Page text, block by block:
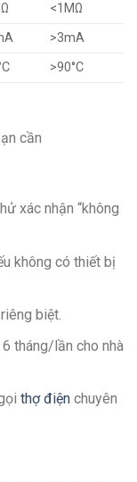
<1MΩ
>3mA
>90°C
cần
xác nhận “không
không có thiết bị
biệt.
tháng/lần cho nhà
thợ điệnchuyên